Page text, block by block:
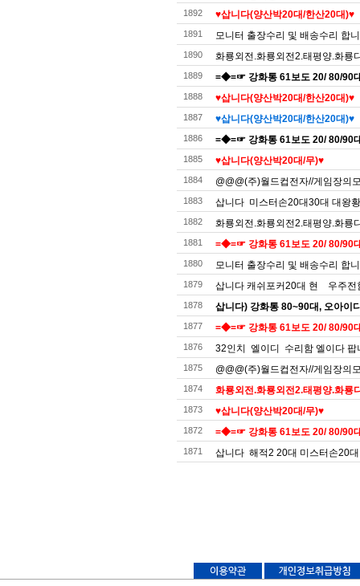
1892 ♥️삽니다(양산박20대/한산20대)♥️
1891 모니터 출장수리 및 배송수리 합
1890 화룡외전.화룡외전2.태평양.화룡
1889 =◆=☞ 강화통 61보도 20/ 80/90
1888 ♥️삽니다(양산박20대/한산20대)♥️
1887 ♥️삽니다(양산박20대/한산20대)♥️
1886 =◆=☞ 강화통 61보도 20/ 80/90
1885 ♥️삽니다(양산박20대/무)♥️
1884 @@@(주)월드컵전자//게임장의
1883 삽니다 미스터손20대30대 대왕
1882 화룡외전.화룡외전2.태평양.화룡
1881 =◆=☞ 강화통 61보도 20/ 80/90
1880 모니터 출장수리 및 배송수리 합
1879 삽니다 캐쉬포커20대 현 우주전
1878 삽니다) 강화통 80~90대, 오아이
1877 =◆=☞ 강화통 61보도 20/ 80/90
1876 32인치 엘이디 수리함 엘이다 팝
1875 @@@(주)월드컵전자//게임장의
1874 화룡외전.화룡외전2.태평양.화룡
1873 ♥️삽니다(양산박20대/무)♥️
1872 =◆=☞ 강화통 61보도 20/ 80/90
1871 삽니다 해적2 20대 미스터손20